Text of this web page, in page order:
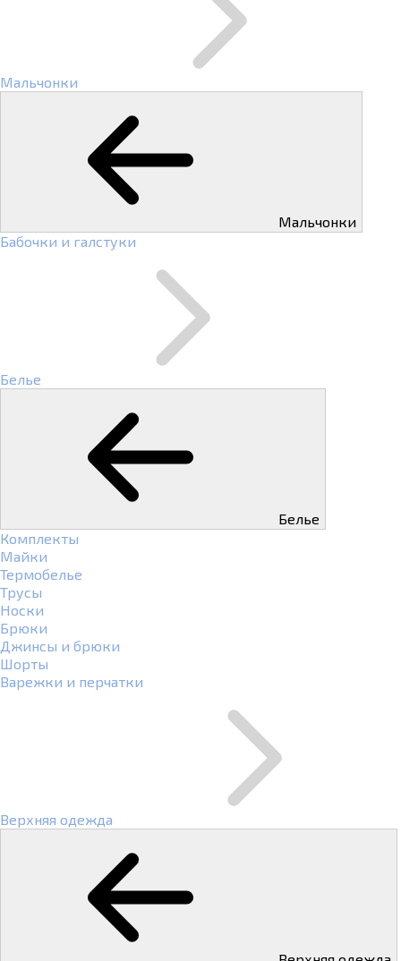
Мальчонки
Мальчонки
Бабочки и галстуки
Белье
Белье
Комплекты
Майки
Термобелье
Трусы
Носки
Брюки
Джинсы и брюки
Шорты
Варежки и перчатки
Верхняя одежда